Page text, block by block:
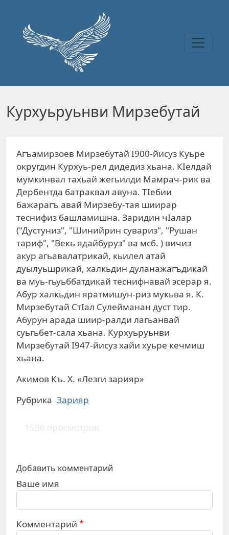
Курхуьруьнви Мирзебутай
Агъамирзоев Мирзебутай I900-йисуз Куьре
округдин Курхуь-рел дидедиз хьана. КIелдай
мумкинвал тахьай жегьилди Мамрач-рик ва
Дербентда батраквал авуна. ТIебии
бажарагъ авай Мирзебу-тая шиирар
теснифиз башламишна. Заридин чIалар
("Дустуниз", "Шинийрин сувариз", "Рушан
тариф", "Векь ядайбуруз" ва мсб. ) вичиз
акур агьавалатрикай, кьилел атай
дуылуьшрикай, халкьдин дуланажагъдикай
ва муь-гьуьббатдикай теснифнавай эсерар я.
Абур халкьдин яратмишун-риз мукьва я. К.
Мирзебутай СтIал Сулейманан дуст тир.
Абурун арада шиир-ралди лагьанвай
суьгьбет-сала хьана. Курхуьруьнви
Мирзебутай I947-йисуз хайи хуьре кечмиш
хьана.
Акимов Къ. Х. «Лезги зарияр»
Рубрика Зарияр
1596 просмотров
Добавить комментарий
Ваше имя
Комментарий